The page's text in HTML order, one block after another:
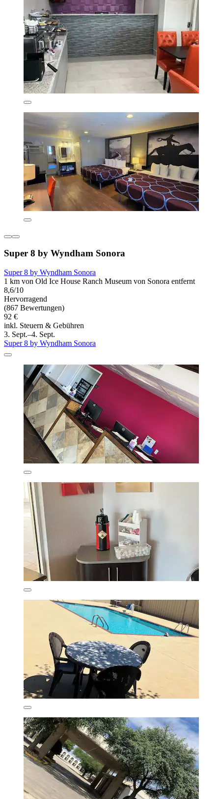
Super 8 by Wyndham Sonora
Super 8 by Wyndham Sonora
1 km von Old Ice House Ranch Museum von Sonora entfernt
8,6/10
Hervorragend
(867 Bewertungen)
92 €
inkl. Steuern & Gebühren
3. Sept.–4. Sept.
Super 8 by Wyndham Sonora